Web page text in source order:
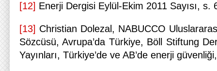
[12] Enerji Dergisi Eylül-Ekim 2011 Sayısı, s.
[13] Christian Dolezal, NABUCCO
Sözcüsü, Avrupa’da Türkiye, Böll Stiftung
Yayınları, Türkiye’de ve AB’de enerji